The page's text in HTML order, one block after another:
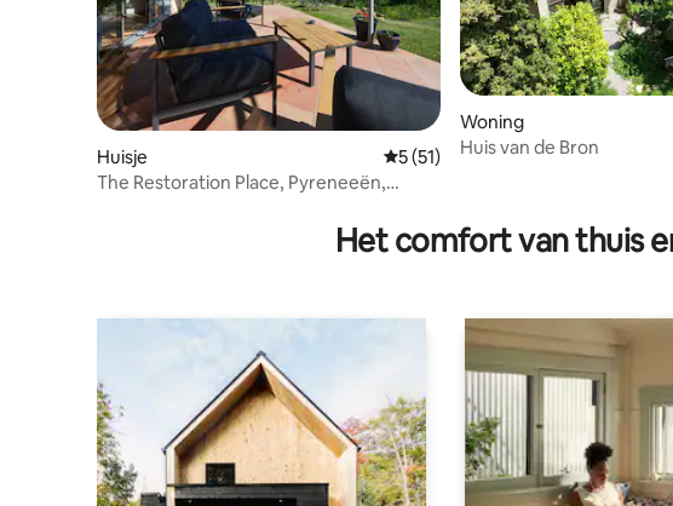
Huisje Gemiddelde beoordeling van 5 op
5 (51)
The Restoration Place, Pyreneeën,
Woning
Huis van de Bron
Het comfort van thuis